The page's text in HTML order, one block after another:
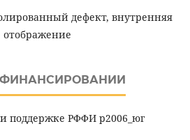
дефект, внутренняя
поддержке РФФИ р2006_юг